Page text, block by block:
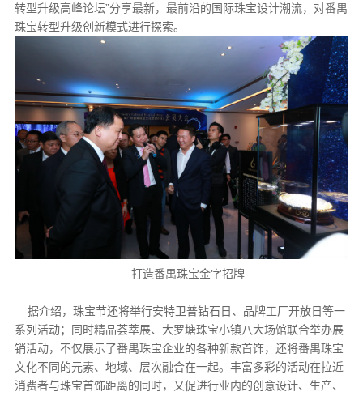
转型升级高峰论坛”分享最新，最前沿的国际珠宝设计潮流，对番禺
珠宝转型升级创新模式进行探索。
打造番禺珠宝金字招牌
据介绍，珠宝节还将举行安特卫普钻石日、品牌工厂开放日等一
系列活动；同时精品荟萃展、大罗塘珠宝小镇八大场馆联合举办展
销活动，不仅展示了番禺珠宝企业的各种新款首饰，还将番禺珠宝
文化不同的元素、地域、层次融合在一起。丰富多彩的活动在拉近
消费者与珠宝首饰距离的同时，又促进行业内的创意设计、生产、